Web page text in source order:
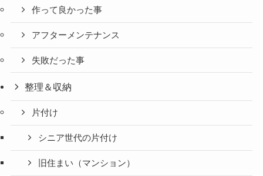
作って良かった事
アフターメンテナンス
失敗だった事
整理＆収納
片付け
シニア世代の片付け
旧住まい（マンション）